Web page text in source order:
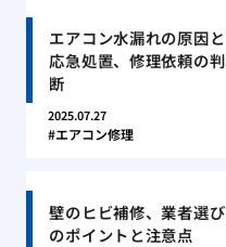
エアコン水漏れの原因と
応急処置、修理依頼の判
断
2025.07.27
エアコン修理
壁のヒビ補修、業者選び
のポイントと注意点